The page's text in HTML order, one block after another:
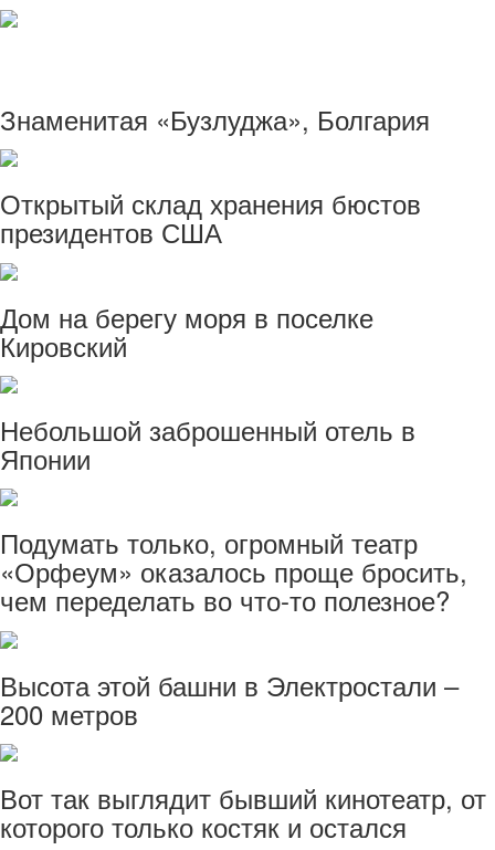
Знаменитая «Бузлуджа», Болгария
Открытый склад хранения бюстов
президентов США
Дом на берегу моря в поселке
Кировский
Небольшой заброшенный отель в
Японии
Подумать только, огромный театр
«Орфеум» оказалось проще бросить,
чем переделать во что-то полезное?
Высота этой башни в Электростали –
200 метров
Вот так выглядит бывший кинотеатр, от
которого только костяк и остался